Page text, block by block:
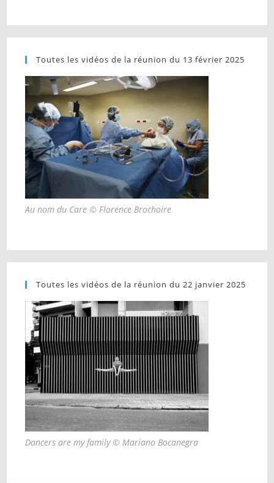
Toutes les vidéos de la réunion du 13 février 2025
Au nom du Care © Florence Brochoire
Toutes les vidéos de la réunion du 22 janvier 2025
Dancers are my family © Mariano Bocanegra